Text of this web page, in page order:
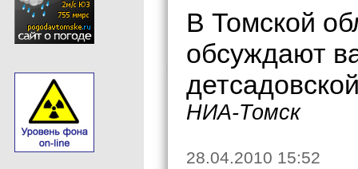
В Томской
обсуждают
НИА-Томск
28.04.2010 15:52